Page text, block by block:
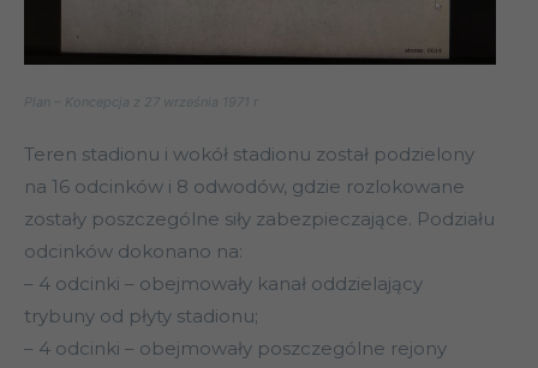
Plan – Koncepcja z 27 września 1971 r
Teren stadionu i wokół stadionu został podzielony
na 16 odcinków i 8 odwodów, gdzie rozlokowane
zostały poszczególne siły zabezpieczające. Podziału
odcinków dokonano na:
– 4 odcinki – obejmowały kanał oddzielający
trybuny od płyty stadionu;
– 4 odcinki – obejmowały poszczególne rejony